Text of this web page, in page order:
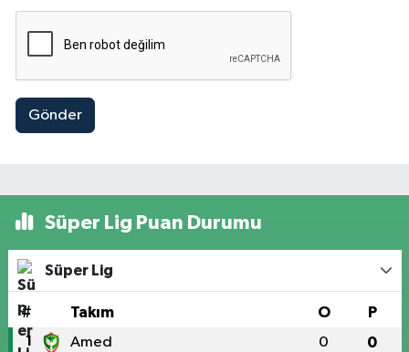
Gönder
Süper Lig Puan Durumu
Süper Lig
# Takım O P
1 Amed 0 0